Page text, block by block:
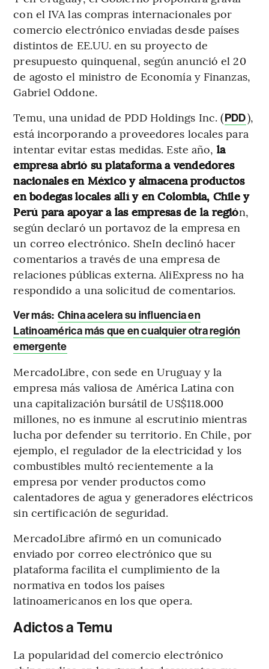
con el IVA las compras internacionales por
comercio electrónico enviadas desde países
distintos de EE.UU. en su proyecto de
presupuesto quinquenal, según anunció el 20
de agosto el ministro de Economía y Finanzas,
Gabriel Oddone.
Temu, una unidad de PDD Holdings Inc. (PDD),
está incorporando a proveedores locales para
intentar evitar estas medidas. Este año, la
empresa abrió su plataforma a vendedores
nacionales en México y almacena productos
en bodegas locales allí y en Colombia, Chile y
Perú para apoyar a las empresas de la región,
según declaró un portavoz de la empresa en
un correo electrónico. SheIn declinó hacer
comentarios a través de una empresa de
relaciones públicas externa. AliExpress no ha
respondido a una solicitud de comentarios.
Ver más: China acelera su influencia en
Latinoamérica más que en cualquier otra región
emergente
MercadoLibre, con sede en Uruguay y la
empresa más valiosa de América Latina con
una capitalización bursátil de US$118.000
millones, no es inmune al escrutinio mientras
lucha por defender su territorio. En Chile, por
ejemplo, el regulador de la electricidad y los
combustibles multó recientemente a la
empresa por vender productos como
calentadores de agua y generadores eléctricos
sin certificación de seguridad.
MercadoLibre afirmó en un comunicado
enviado por correo electrónico que su
plataforma facilita el cumplimiento de la
normativa en todos los países
latinoamericanos en los que opera.
Adictos a Temu
La popularidad del comercio electrónico